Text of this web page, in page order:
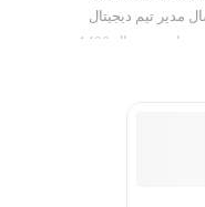
گاج شروع کرده و بعد از 2 سال مدیر تیم دیجیتال
مارکتینگ انتشارات گاج شده‌اند. آقای خمجانی در سال 1400
خود را با سمت